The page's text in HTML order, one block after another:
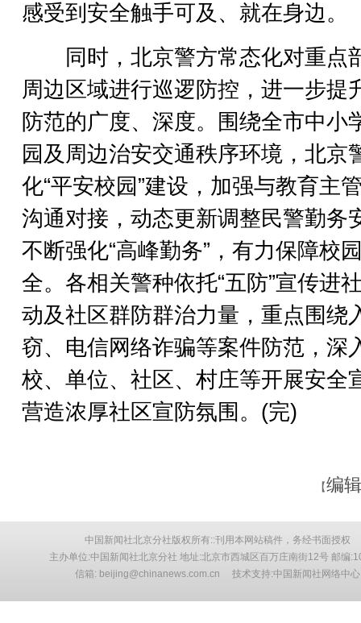
感受到安全触手可及、就在身边。
同时，北京警方常态化对重点
周边区域进行巡逻防控，进一步提
防范的广度、深度。围绕全市中小
园及周边治安交通秩序环境，北京
化“平安校园”建设，加强与教育主
沟通对接，动态更新调整民警勤务
不断强化“高峰勤务”，有力保障校
全。各相关警种依托“五防”宣传进
动及社区群防群治力量，重点围绕
窃、电信网络诈骗等案件防范，深
校、单位、社区、村庄等开展安全
营造浓厚社区宣防氛围。(完)
【编
中国新闻社北京分社版权所有::刊用本网站稿件，务经书面授权
主办单位:中国新闻社北京分社 地址:北京市西城区百万庄南街12号 邮编
信箱: beijing@chinanews.com.cn 技术支持:中国新闻社网络中心